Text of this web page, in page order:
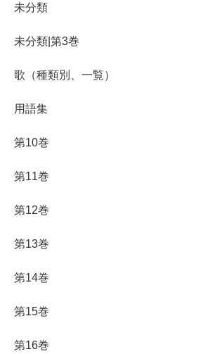
未分類
未分類|第3巻
歌（種類別、一覧）
用語集
第10巻
第11巻
第12巻
第13巻
第14巻
第15巻
第16巻